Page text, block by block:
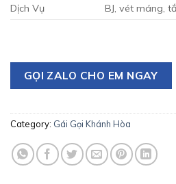
Dịch Vụ
BJ, vét máng,
GỌI ZALO CHO EM NGAY
Category: Gái Gọi Khánh Hòa